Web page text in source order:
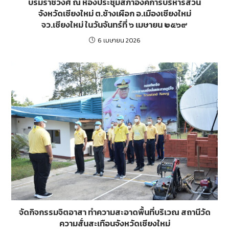
จังหวัดเชียงใหม่ ต.ช้างเผือก อ.เมืองเชียงใหม่
จว.เชียงใหม่ ในวันจันทร์ที่ ๖ เมษายน ๒๕๖๙
6 เมษายน 2026
จัดกิจกรรมจิตอาสา ทำความสะอาดพื้นที่บริเวณ สถานีวัด
ความสั่นสะเทือนจังหวัดเชียงใหม่